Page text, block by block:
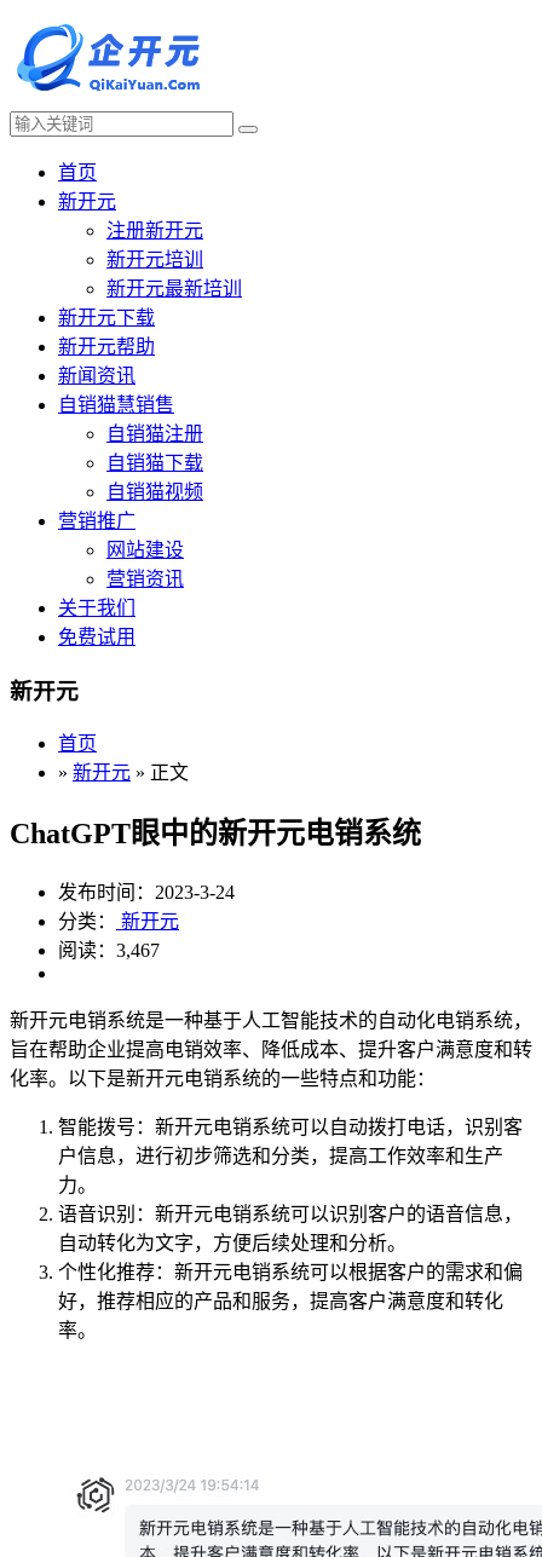
首页
新开元
注册新开元
新开元培训
新开元最新培训
新开元下载
新开元帮助
新闻资讯
自销猫慧销售
自销猫注册
自销猫下载
自销猫视频
营销推广
网站建设
营销资讯
关于我们
免费试用
新开元
首页
» 新开元 » 正文
ChatGPT眼中的新开元电销系统
发布时间：2023-3-24
分类：
新开元
阅读：3,467
新开元电销系统是一种基于人工智能技术的自动化电销系统，
旨在帮助企业提高电销效率、降低成本、提升客户满意度和转
化率。以下是新开元电销系统的一些特点和功能：
智能拨号：新开元电销系统可以自动拨打电话，识别客
户信息，进行初步筛选和分类，提高工作效率和生产
力。
语音识别：新开元电销系统可以识别客户的语音信息，
自动转化为文字，方便后续处理和分析。
个性化推荐：新开元电销系统可以根据客户的需求和偏
好，推荐相应的产品和服务，提高客户满意度和转化
率。